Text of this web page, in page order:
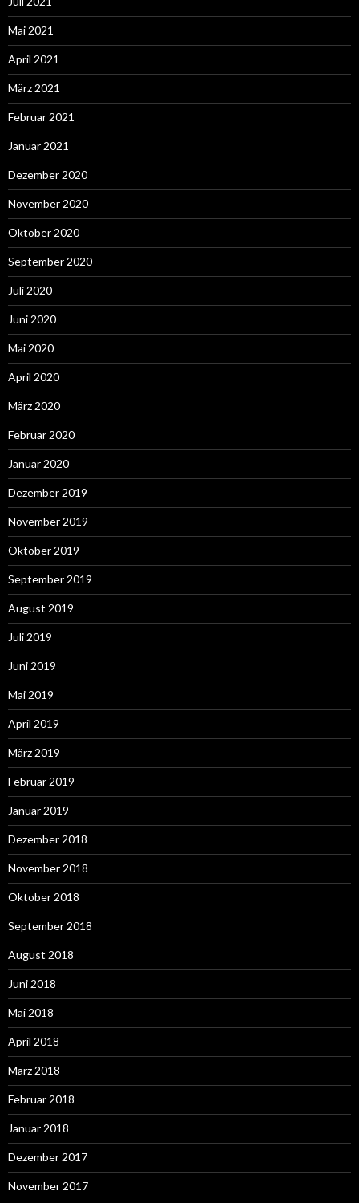
Mai 2021
April 2021
März 2021
Februar 2021
Januar 2021
Dezember 2020
November 2020
Oktober 2020
September 2020
Juli 2020
Juni 2020
Mai 2020
April 2020
März 2020
Februar 2020
Januar 2020
Dezember 2019
November 2019
Oktober 2019
September 2019
August 2019
Juli 2019
Juni 2019
Mai 2019
April 2019
März 2019
Februar 2019
Januar 2019
Dezember 2018
November 2018
Oktober 2018
September 2018
August 2018
Juni 2018
Mai 2018
April 2018
März 2018
Februar 2018
Januar 2018
Dezember 2017
November 2017